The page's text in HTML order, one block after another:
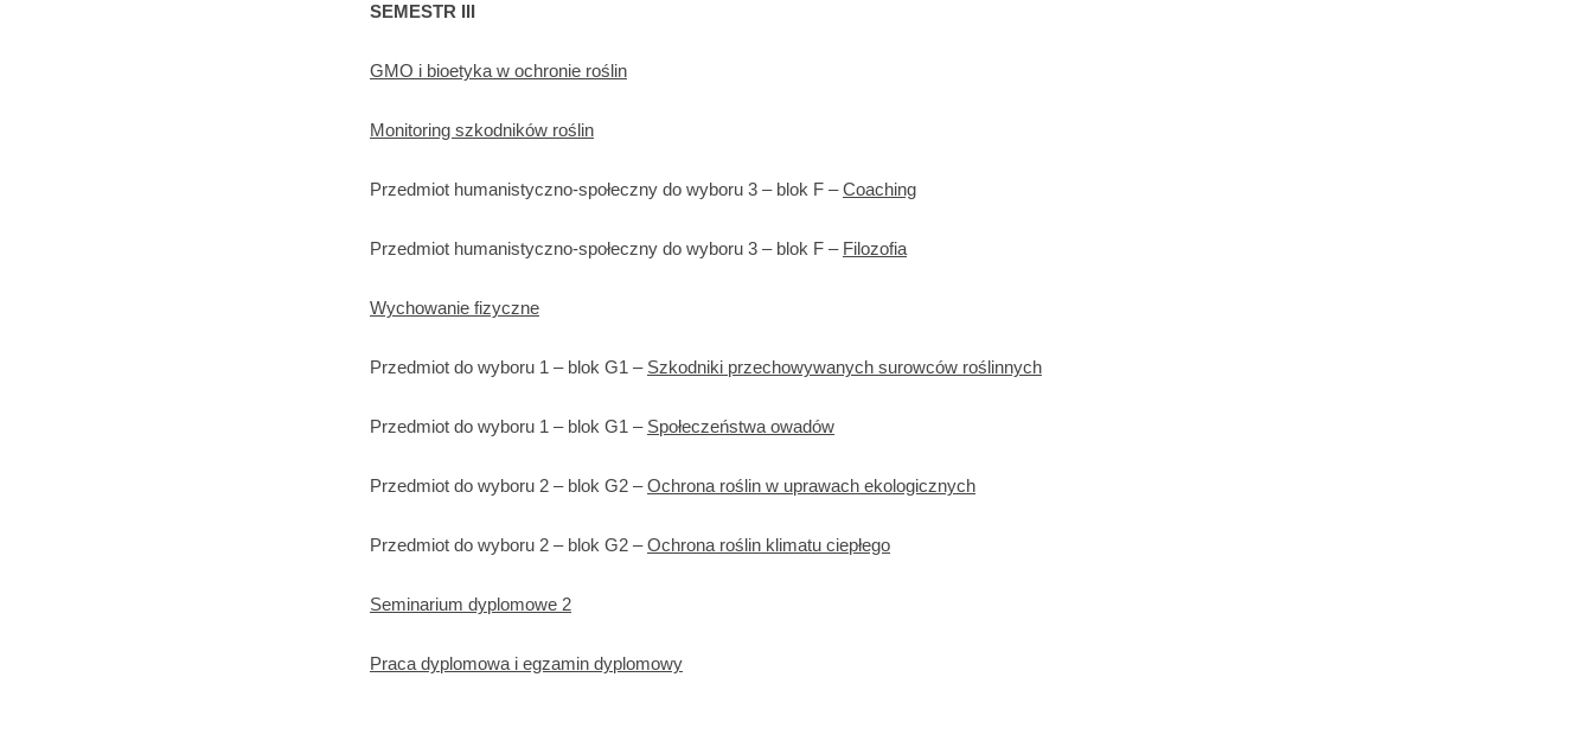
SEMESTR III
GMO i bioetyka w ochronie roślin
Monitoring szkodników roślin
Przedmiot humanistyczno-społeczny do wyboru 3 – blok F –Coaching
Przedmiot humanistyczno-społeczny do wyboru 3 – blok F – Filozofia
Wychowanie fizyczne
Przedmiot do wyboru 1 – blok G1 – Szkodniki przechowywanych surowców roślinnych
Przedmiot do wyboru 1 – blok G1 – Społeczeństwa owadów
Przedmiot do wyboru 2 – blok G2 –Ochrona roślin w uprawach ekologicznych
Przedmiot do wyboru 2 – blok G2 –Ochrona roślin klimatu ciepłego
Seminarium dyplomowe 2
Praca dyplomowa i egzamin dyplomowy